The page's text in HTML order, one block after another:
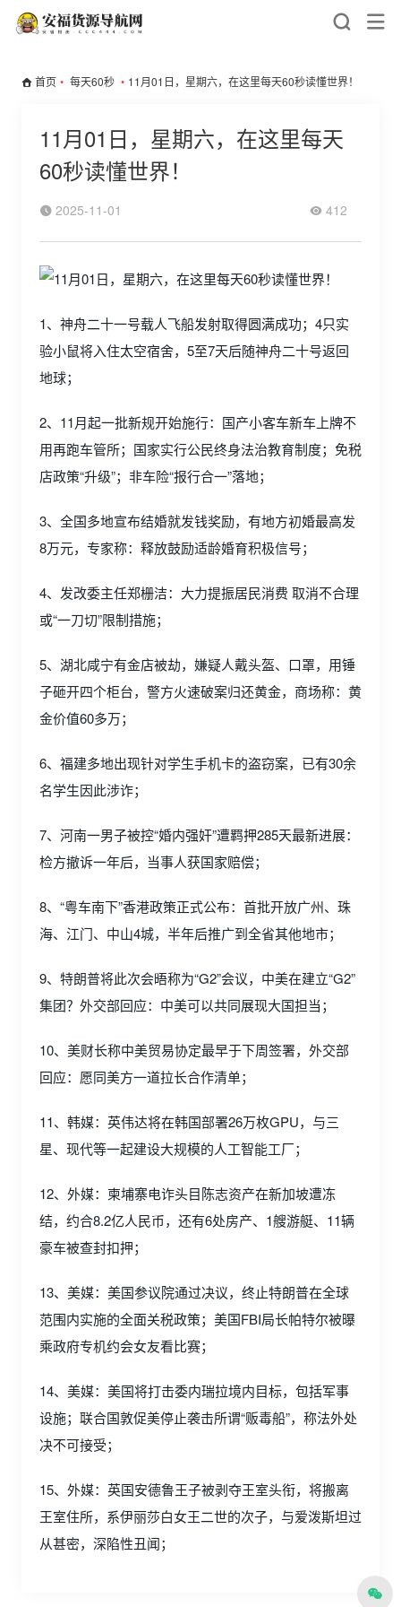
首页 • 每天60秒 • 11月01日，星期六，在这里每天60秒读懂世界！
11月01日，星期六，在这里每天
60秒读懂世界！
2025-11-01 412
1、神舟二十一号载人飞船发射取得圆满成功；4只实
验小鼠将入住太空宿舍，5至7天后随神舟二十号返回
地球；
2、11月起一批新规开始施行：国产小客车新车上牌不
用再跑车管所；国家实行公民终身法治教育制度；免税
店政策“升级”；非车险“报行合一”落地；
3、全国多地宣布结婚就发钱奖励，有地方初婚最高发
8万元，专家称：释放鼓励适龄婚育积极信号；
4、发改委主任郑栅洁：大力提振居民消费 取消不合理
或“一刀切”限制措施；
5、湖北咸宁有金店被劫，嫌疑人戴头盔、口罩，用锤
子砸开四个柜台，警方火速破案归还黄金，商场称：黄
金价值60多万；
6、福建多地出现针对学生手机卡的盗窃案，已有30余
名学生因此涉诈；
7、河南一男子被控“婚内强奸”遭羁押285天最新进展：
检方撤诉一年后，当事人获国家赔偿；
8、“粤车南下”香港政策正式公布：首批开放广州、珠
海、江门、中山4城，半年后推广到全省其他地市；
9、特朗普将此次会晤称为“G2”会议，中美在建立“G2”
集团？外交部回应：中美可以共同展现大国担当；
10、美财长称中美贸易协定最早于下周签署，外交部
回应：愿同美方一道拉长合作清单；
11、韩媒：英伟达将在韩国部署26万枚GPU，与三
星、现代等一起建设大规模的人工智能工厂；
12、外媒：柬埔寨电诈头目陈志资产在新加坡遭冻
结，约合8.2亿人民币，还有6处房产、1艘游艇、11辆
豪车被查封扣押；
13、美媒：美国参议院通过决议，终止特朗普在全球
范围内实施的全面关税政策；美国FBI局长帕特尔被曝
乘政府专机约会女友看比赛；
14、美媒：美国将打击委内瑞拉境内目标，包括军事
设施；联合国敦促美停止袭击所谓“贩毒船”，称法外处
决不可接受；
15、外媒：英国安德鲁王子被剥夺王室头衔，将搬离
王室住所，系伊丽莎白女王二世的次子，与爱泼斯坦过
从甚密，深陷性丑闻；